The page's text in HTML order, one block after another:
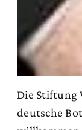
Die Stiftung
deutsche